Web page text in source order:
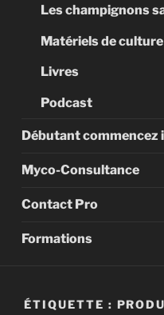
Les champignons
Matériels de culture
Livres
Podcast
Débutant commencez
Myco-Consultance
Contact Pro
Formations
ÉTIQUETTE :